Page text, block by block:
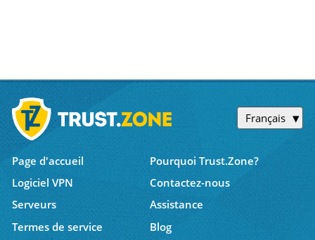
Français
Page d'accueil
Pourquoi Trust.Zone?
Logiciel VPN
Contactez-nous
Serveurs
Assistance
Termes de service
Blog